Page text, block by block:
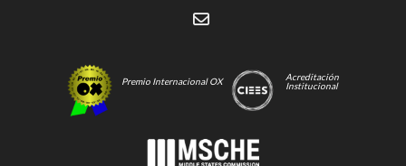
Premio Internacional OX
Acreditación
Institucional